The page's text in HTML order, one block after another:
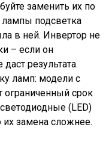
заменить их по
подсветка
в ней. Инвертор не
– если он
результата.
ламп: модели с
срок
(LED)
замена сложнее.